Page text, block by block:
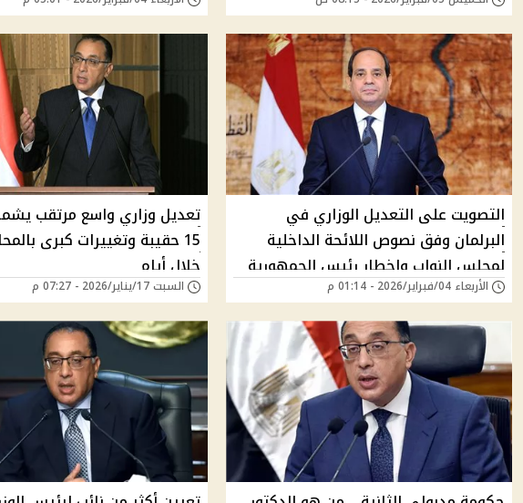
التصويت على التعديل الوزاري في
البرلمان وفق نصوص اللائحة الداخلية
لمجلس النواب وإخطار رئيس الجمهورية
الأربعاء 04/فبراير/2026 - 01:14 م
15 حقيبة وتغييرات كبرى
خلال أيام
السبت 17/يناير/2026 - 07:27 م